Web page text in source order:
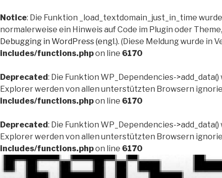
Notice: Die Funktion _load_textdomain_just_in_time wurde
normalerweise ein Hinweis auf Code im Plugin oder
Debugging in WordPress (engl.). (Diese Meldung wurde in
includes/functions.phpon line 6170
Deprecated: Die Funktion WP_Dependencies-
Explorer werden von allen unterstützten Browsern
includes/functions.phpon line 6170
Deprecated: Die Funktion WP_Dependencies-
Explorer werden von allen unterstützten Browsern
includes/functions.phpon line 6170
Zum
Inhalt